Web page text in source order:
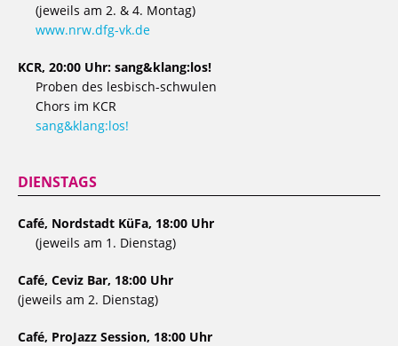
(jeweils am 2. & 4. Montag)
www.nrw.dfg-vk.de
KCR, 20:00 Uhr: sang&klang:los!
Proben des lesbisch-schwulen
Chors im KCR
sang&klang:los!
DIENSTAGS
Café, Nordstadt KüFa, 18:00 Uhr
(jeweils am 1. Dienstag)
Café, Ceviz Bar, 18:00 Uhr
(jeweils am 2. Dienstag)
Café, ProJazz Session, 18:00 Uhr